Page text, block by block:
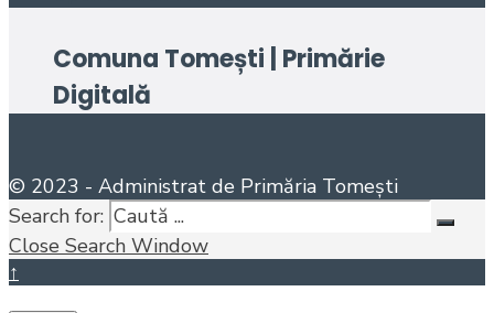
Comuna Tomești | Primărie
Digitală
© 2023 - Administrat de Primăria Tomești
Search for:
Close Search Window
↑